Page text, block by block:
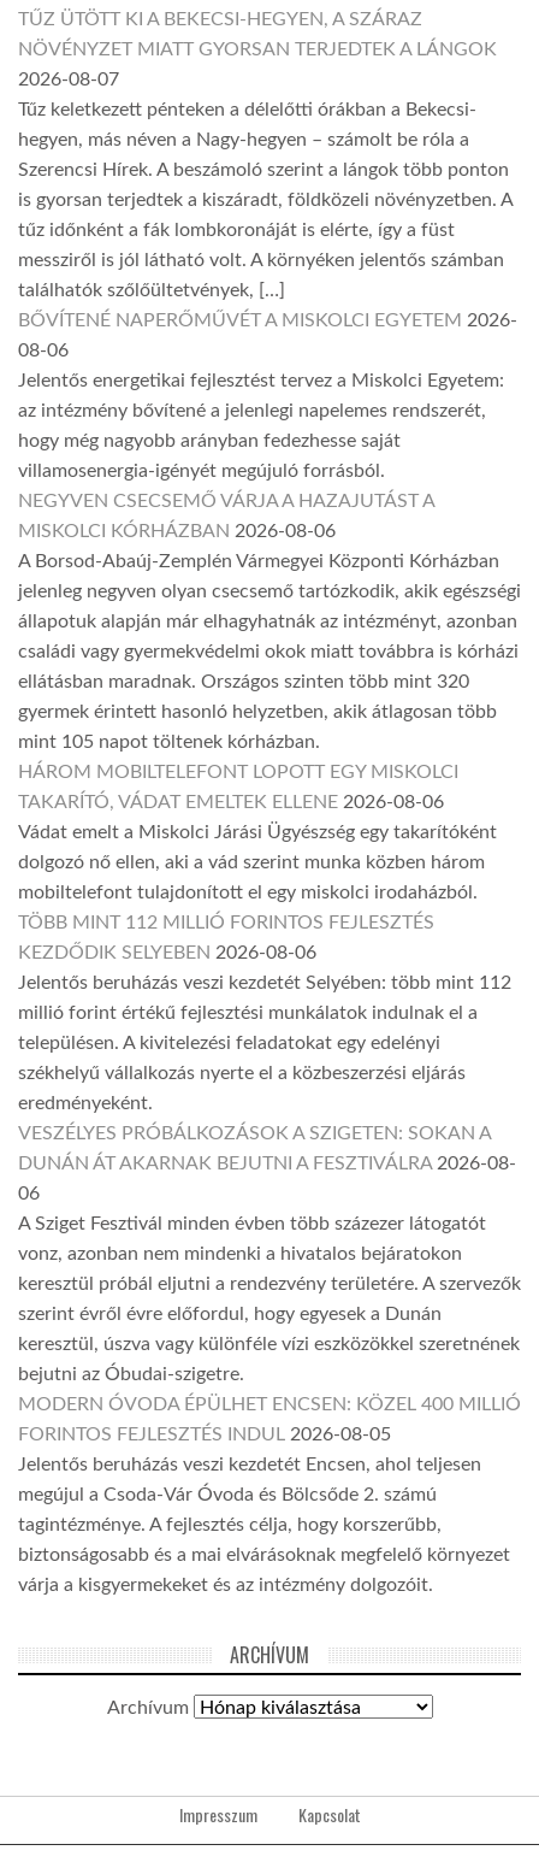
TŰZ ÜTÖTT KI A BEKECSI-HEGYEN, A SZÁRAZ
NÖVÉNYZET MIATT GYORSAN TERJEDTEK A LÁNGOK
2026-08-07
Tűz keletkezett pénteken a délelőtti órákban a Bekecsi-
hegyen, más néven a Nagy-hegyen – számolt be róla a
Szerencsi Hírek. A beszámoló szerint a lángok több ponton
is gyorsan terjedtek a kiszáradt, földközeli növényzetben. A
tűz időnként a fák lombkoronáját is elérte, így a füst
messziről is jól látható volt. A környéken jelentős számban
találhatók szőlőültetvények, […]
BŐVÍTENÉ NAPERŐMŰVÉT A MISKOLCI EGYETEM 2026-
08-06
Jelentős energetikai fejlesztést tervez a Miskolci Egyetem:
az intézmény bővítené a jelenlegi napelemes rendszerét,
hogy még nagyobb arányban fedezhesse saját
villamosenergia-igényét megújuló forrásból.
NEGYVEN CSECSEMŐ VÁRJA A HAZAJUTÁST A
MISKOLCI KÓRHÁZBAN 2026-08-06
A Borsod-Abaúj-Zemplén Vármegyei Központi Kórházban
jelenleg negyven olyan csecsemő tartózkodik, akik egészségi
állapotuk alapján már elhagyhatnák az intézményt, azonban
családi vagy gyermekvédelmi okok miatt továbbra is kórházi
ellátásban maradnak. Országos szinten több mint 320
gyermek érintett hasonló helyzetben, akik átlagosan több
mint 105 napot töltenek kórházban.
HÁROM MOBILTELEFONT LOPOTT EGY MISKOLCI
TAKARÍTÓ, VÁDAT EMELTEK ELLENE 2026-08-06
Vádat emelt a Miskolci Járási Ügyészség egy takarítóként
dolgozó nő ellen, aki a vád szerint munka közben három
mobiltelefont tulajdonított el egy miskolci irodaházból.
TÖBB MINT 112 MILLIÓ FORINTOS FEJLESZTÉS
KEZDŐDIK SELYEBEN 2026-08-06
Jelentős beruházás veszi kezdetét Selyében: több mint 112
millió forint értékű fejlesztési munkálatok indulnak el a
településen. A kivitelezési feladatokat egy edelényi
székhelyű vállalkozás nyerte el a közbeszerzési eljárás
eredményeként.
VESZÉLYES PRÓBÁLKOZÁSOK A SZIGETEN: SOKAN A
DUNÁN ÁT AKARNAK BEJUTNI A FESZTIVÁLRA 2026-08-
06
A Sziget Fesztivál minden évben több százezer látogatót
vonz, azonban nem mindenki a hivatalos bejáratokon
keresztül próbál eljutni a rendezvény területére. A szervezők
szerint évről évre előfordul, hogy egyesek a Dunán
keresztül, úszva vagy különféle vízi eszközökkel szeretnének
bejutni az Óbudai-szigetre.
MODERN ÓVODA ÉPÜLHET ENCSEN: KÖZEL 400 MILLIÓ
FORINTOS FEJLESZTÉS INDUL 2026-08-05
Jelentős beruházás veszi kezdetét Encsen, ahol teljesen
megújul a Csoda-Vár Óvoda és Bölcsőde 2. számú
tagintézménye. A fejlesztés célja, hogy korszerűbb,
biztonságosabb és a mai elvárásoknak megfelelő környezet
várja a kisgyermekeket és az intézmény dolgozóit.
ARCHÍVUM
Archívum
Impresszum Kapcsolat